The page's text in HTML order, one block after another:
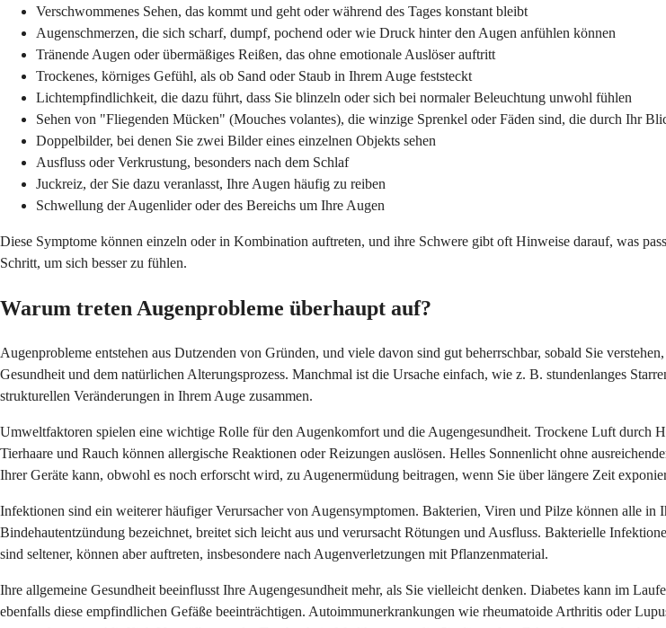
Verschwommenes Sehen, das kommt und geht oder während des Tages konstant bleibt
Augenschmerzen, die sich scharf, dumpf, pochend oder wie Druck hinter den Augen anfühlen können
Tränende Augen oder übermäßiges Reißen, das ohne emotionale Auslöser auftritt
Trockenes, körniges Gefühl, als ob Sand oder Staub in Ihrem Auge feststeckt
Lichtempfindlichkeit, die dazu führt, dass Sie blinzeln oder sich bei normaler Beleuchtung unwohl fühlen
Sehen von "Fliegenden Mücken" (Mouches volantes), die winzige Sprenkel oder Fäden sind, die durch Ihr
Doppelbilder, bei denen Sie zwei Bilder eines einzelnen Objekts sehen
Ausfluss oder Verkrustung, besonders nach dem Schlaf
Juckreiz, der Sie dazu veranlasst, Ihre Augen häufig zu reiben
Schwellung der Augenlider oder des Bereichs um Ihre Augen
Diese Symptome können einzeln oder in Kombination auftreten, und ihre Schwere gibt oft Hinweise darauf, was
Schritt, um sich besser zu fühlen.
Warum treten Augenprobleme überhaupt auf?
Augenprobleme entstehen aus Dutzenden von Gründen, und viele davon sind gut beherrschbar, sobald Sie
Gesundheit und dem natürlichen Alterungsprozess. Manchmal ist die Ursache einfach, wie z. B. stundenlanges
strukturellen Veränderungen in Ihrem Auge zusammen.
Umweltfaktoren spielen eine wichtige Rolle für den Augenkomfort und die Augengesundheit. Trockene Luft durch
Tierhaare und Rauch können allergische Reaktionen oder Reizungen auslösen. Helles Sonnenlicht ohne
Ihrer Geräte kann, obwohl es noch erforscht wird, zu Augenermüdung beitragen, wenn Sie über längere Zeit
Infektionen sind ein weiterer häufiger Verursacher von Augensymptomen. Bakterien, Viren und Pilze können alle
Bindehautentzündung bezeichnet, breitet sich leicht aus und verursacht Rötungen und Ausfluss. Bakterielle
sind seltener, können aber auftreten, insbesondere nach Augenverletzungen mit Pflanzenmaterial.
Ihre allgemeine Gesundheit beeinflusst Ihre Augengesundheit mehr, als Sie vielleicht denken. Diabetes kann im
ebenfalls diese empfindlichen Gefäße beeinträchtigen. Autoimmunerkrankungen wie rheumatoide Arthritis oder